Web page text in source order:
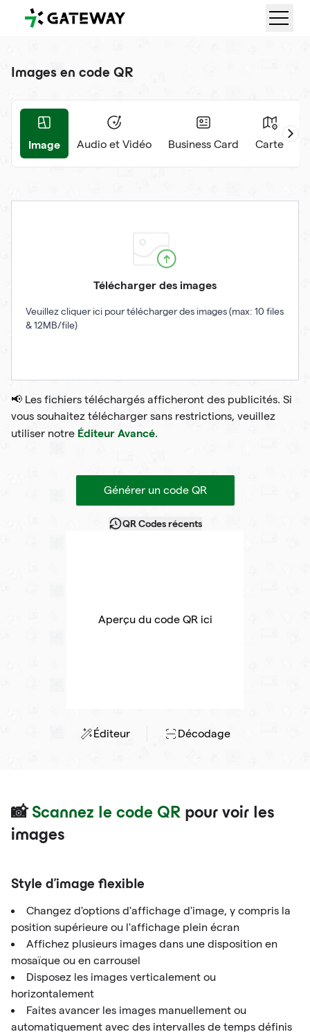
QRGateway
Images en code QR
Image Audio et Vidéo Business Card Carte
Télécharger des images
Veuillez cliquer ici pour télécharger des images (max: 10 files
& 12MB/file)
📢 Les fichiers téléchargés afficheront des publicités. Si
vous souhaitez télécharger sans restrictions, veuillez
utiliser notre Éditeur Avancé.
Générer un code QR
QR Codes récents
Aperçu du code QR ici
Éditeur Décodage
📸 Scannez le code QR pour voir les
images
Style d'image flexible
Changez d'options d'affichage d'image, y compris la
position supérieure ou l'affichage plein écran
Affichez plusieurs images dans une disposition en
mosaïque ou en carrousel
Disposez les images verticalement ou
horizontalement
Faites avancer les images manuellement ou
automatiquement avec des intervalles de temps définis